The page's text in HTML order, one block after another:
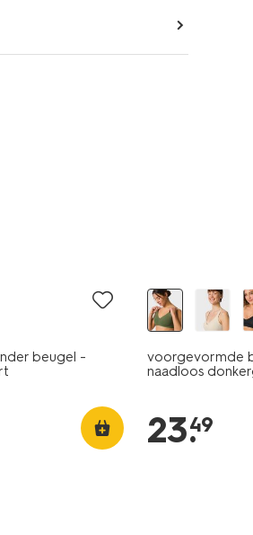
beugel -
voorgevormde
naadloos
23.
49